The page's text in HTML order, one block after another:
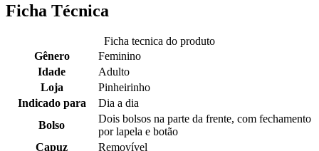
Ficha Técnica
Ficha tecnica do produto
Gênero
Feminino
Idade
Adulto
Loja
Pinheirinho
Indicado para
Dia a dia
Bolso
Dois bolsos na parte da frente, com fechamento
por lapela e botão
Capuz
Removível